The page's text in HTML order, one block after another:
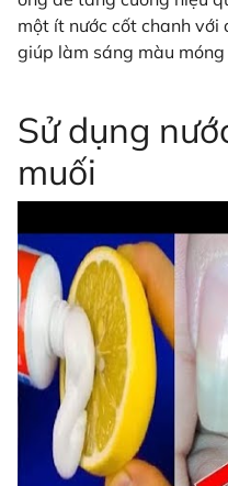
một ít nước cốt chanh với
giúp làm sáng màu móng
Sử dụng
muối